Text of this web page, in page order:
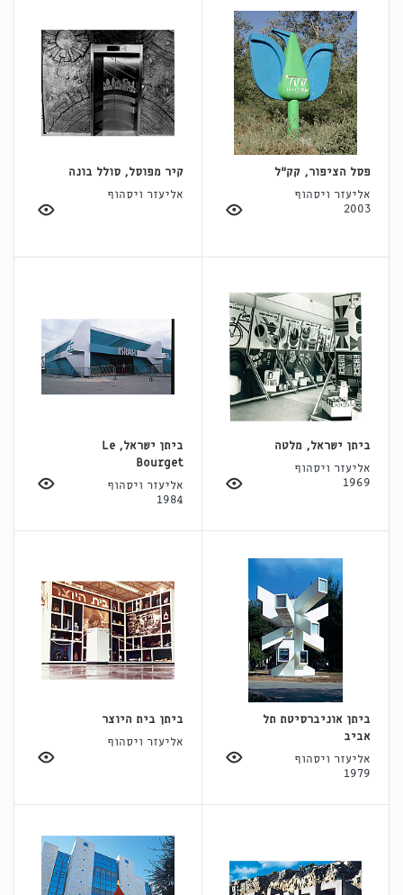
פסל הציפור, קק"ל
אליעזר ויסהוף
2003
קיר מפוסל, סולל בונה
אליעזר ויסהוף
ביתן ישראל, מלטה
אליעזר ויסהוף
1969
ביתן ישראל, Le
Bourget
אליעזר ויסהוף
1984
ביתן אוניברסיטת תל
אביב
אליעזר ויסהוף
1979
ביתן בית היוצר
אליעזר ויסהוף